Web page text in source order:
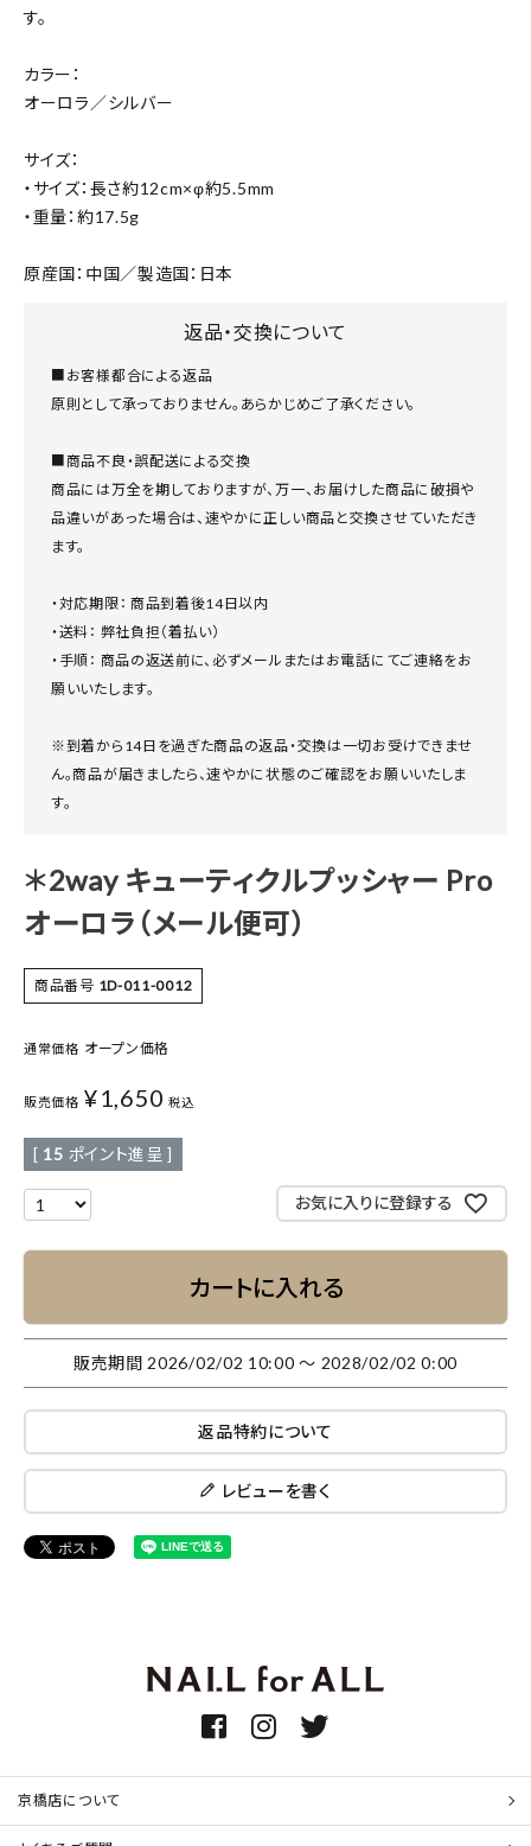
す。
カラー：
オーロラ／シルバー
サイズ：
・サイズ：長さ約12cm×φ約5.5mm
・重量：約17.5g
原産国：中国／製造国：日本
返品・交換について
■お客様都合による返品
原則として承っておりません。あらかじめご了承ください。
■商品不良・誤配送による交換
商品には万全を期しておりますが、万一、お届けした商品に破損や
品違いがあった場合は、速やかに正しい商品と交換させていただき
ます。
・対応期限： 商品到着後14日以内
・送料： 弊社負担（着払い）
・手順： 商品の返送前に、必ずメールまたはお電話にてご連絡をお
願いいたします。
※到着から14日を過ぎた商品の返品・交換は一切お受けできませ
ん。商品が届きましたら、速やかに状態のご確認をお願いいたしま
す。
＊2way キューティクルプッシャー Pro
オーロラ（メール便可）
商品番号 1D-011-0012
通常価格 オープン価格
販売価格 ¥1,650 税込
[ 15 ポイント進呈 ]
お気に入りに登録する
カートに入れる
販売期間 2026/02/02 10:00〜 2028/02/02 0:00
返品特約について
レビューを書く
京橋店について